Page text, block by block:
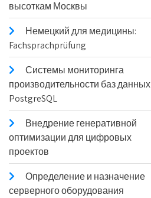
высоткам Москвы
Немецкий для медицины:
Fachsprachprüfung
Системы мониторинга
производительности баз данных
PostgreSQL
Внедрение генеративной
оптимизации для цифровых
проектов
Определение и назначение
серверного оборудования